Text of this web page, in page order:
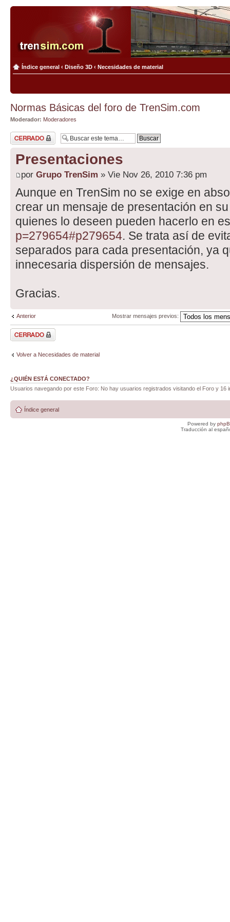
Índice general ‹ Diseño 3D ‹ Necesidades de material
Normas Básicas del foro de TrenSim.com
Moderador: Moderadores
Tema cerrado
Presentaciones
por Grupo TrenSim » Vie Nov 26, 2010 7:36 pm
Aunque en TrenSim no se exige en
crear un mensaje de presentación en
quienes lo deseen pueden hacerlo en
p=279654#p279654. Se trata así de
separados para cada presentación, ya
innecesaria dispersión de mensajes.
Gracias.
Anterior Mostrar mensajes previos:
Tema cerrado
Volver a Necesidades de material
¿QUIÉN ESTÁ CONECTADO?
Usuarios navegando por este Foro: No hay usuarios registrados visitando el Foro y 16
Índice general
Powered by
Traducción al